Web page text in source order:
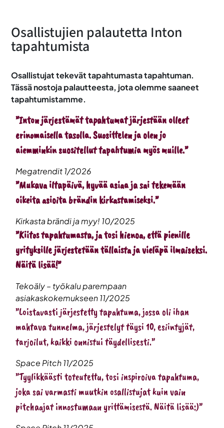
Osallistujien palautetta Inton
tapahtumista
Osallistujat tekevät tapahtumasta tapahtuman.
Tässä nostoja palautteesta, jota olemme saaneet
tapahtumistamme.
”Inton järjestämät tapahtumat järjestään olleet
erinomaisella tasolla. Suosittelen ja olen jo
aiemminkin suositellut tapahtumia myös muille.”
Megatrendit 1/2026
”Mukava iltapäivä, hyvää asiaa ja sai tekemään
oikeita asioita brändin kirkastamiseksi.”
Kirkasta brändi ja myy! 10/2025
”Kiitos tapahtumasta, ja tosi hienoa, että pienille
yrityksille järjestetään tällaista ja vieläpä ilmaiseksi.
Näitä lisää!”
Tekoäly – työkalu parempaan
asiakaskokemukseen 11/2025
”Loistavasti järjestetty tapahtuma, jossa oli ihan
mahtava tunnelma, järjestelyt täysi 10, esiintyjät,
tarjoilut, kaikki onnistui täydellisesti.”
Space Pitch 11/2025
”Tyylikkäästi toteutettu, tosi inspiroiva tapahtuma,
joka sai varmasti muutkin osallistujat kuin vain
pitchaajat innostumaan yrittämisestä. Näitä lisää:)”